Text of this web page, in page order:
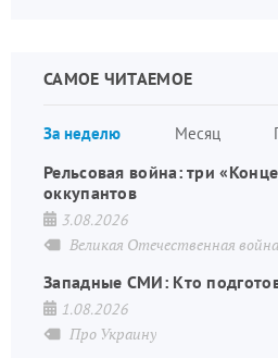
САМОЕ ЧИТАЕМОЕ
За неделю Месяц
Рельсовая война: три
оккупантов
3.08.2026
Великая Отечественная война
Западные СМИ: Кто
1.08.2026
Про Украину